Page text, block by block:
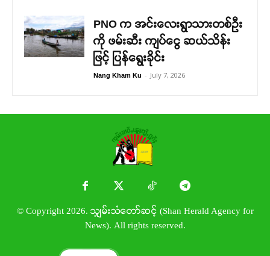
PNO က အင်းလေးရွာသားတစ်ဦး
ကို ဖမ်းဆီး ကျပ်ငွေ ဆယ်သိန်း
ဖြင့် ပြန်ရွေးခိုင်း
Nang Kham Ku - July 7, 2026
© Copyright 2026. သျှမ်းသံတော်ဆင့် (Shan Herald Agency for
News). All rights reserved.